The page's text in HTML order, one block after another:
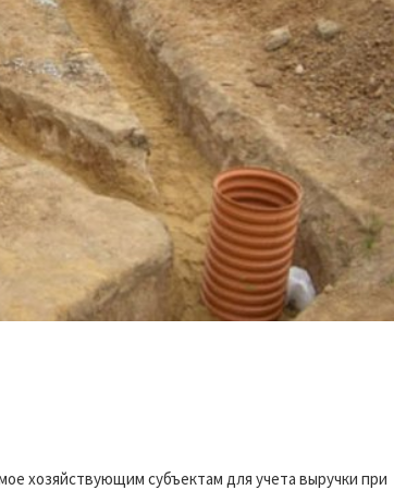
хозяйствующим субъектам для учета выручки при